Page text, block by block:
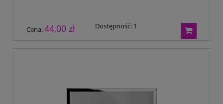
Cena:44,00 zł Dostępność: 1